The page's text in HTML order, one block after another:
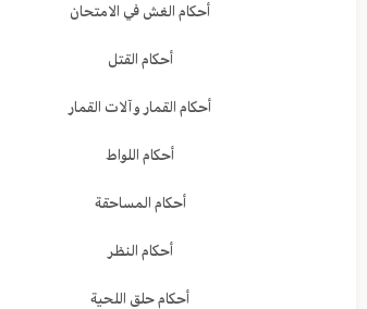
أحكام الغش في الامتحان
أحكام القتل
أحكام القمار وآلات القمار
أحكام اللواط
أحكام المساحقة
أحكام النظر
أحكام حلق اللحية